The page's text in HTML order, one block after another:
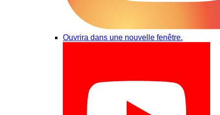
Ouvrira dans une nouvelle fenêtre.